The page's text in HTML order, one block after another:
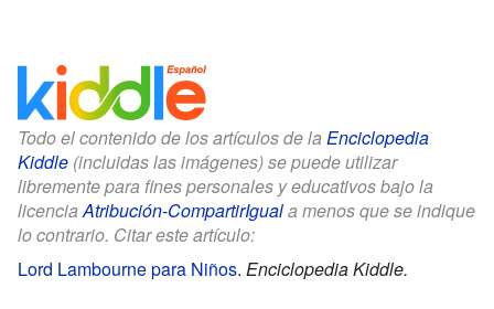
Todo el contenido de los artículos de la Enciclopedia
Kiddle (incluidas las imágenes) se puede utilizar
libremente para fines personales y educativos bajo la
licencia Atribución-CompartirIguala menos que se indique
lo contrario. Citar este artículo:
Lord Lambourne para Niños. Enciclopedia Kiddle.